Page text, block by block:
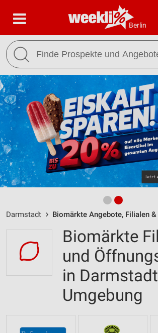
Berlin
Darmstadt Biomärkte Angebote, Filialen
Biomärkte
und
in
Umgebung